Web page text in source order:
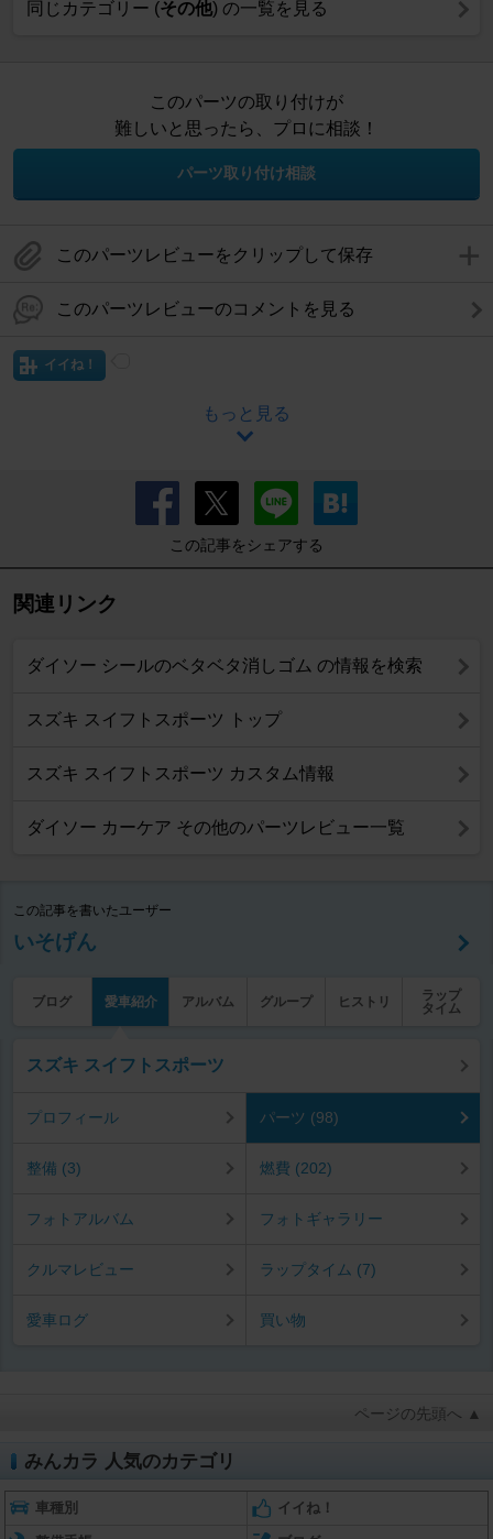
同じカテゴリー (その他) の一覧を見る
このパーツの取り付けが
難しいと思ったら、プロに相談！
パーツ取り付け相談
このパーツレビューをクリップして保存
このパーツレビューのコメントを見る
イイね！
もっと見る
この記事をシェアする
関連リンク
ダイソー シールのベタベタ消しゴム の情報を検索
スズキ スイフトスポーツ トップ
スズキ スイフトスポーツ カスタム情報
ダイソー カーケア その他のパーツレビュー一覧
この記事を書いたユーザー
いそげん
ブログ 愛車紹介 アルバム グループ ヒストリ
ラップ
タイム
スズキ スイフトスポーツ
プロフィール パーツ (98)
整備 (3) 燃費 (202)
フォトアルバム フォトギャラリー
クルマレビュー ラップタイム (7)
愛車ログ 買い物
ページの先頭へ ▲
みんカラ 人気のカテゴリ
車種別 イイね！